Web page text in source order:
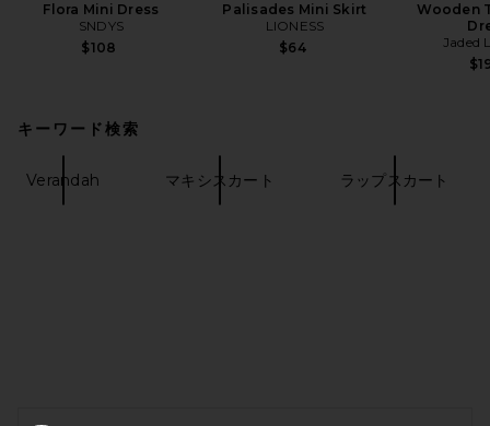
Flora Mini Dress
SNDYS
$108
Palisades Mini Skirt
LIONESS
$64
Wooden
Jaded
キーワード検索
Verandah マキシスカート ラップスカート